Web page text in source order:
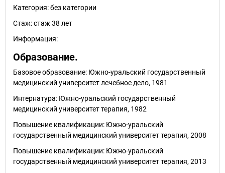
Категория:без категории
Стаж:стаж 38 лет
Информация:
Образование.
Базовое образование: Южно-уральский государственный
медицинский университет лечебное дело, 1981
Интернатура: Южно-уральский государственный
медицинский университет терапия, 1982
Повышение квалификации: Южно-уральский
государственный медицинский университет терапия, 2008
Повышение квалификации: Южно-уральский
государственный медицинский университет терапия, 2013